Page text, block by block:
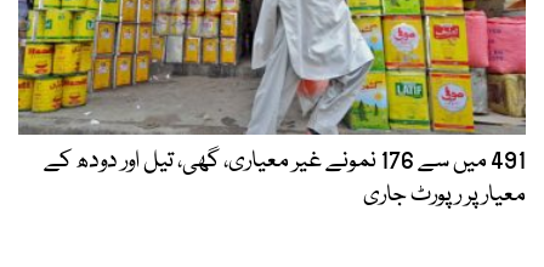
491 میں سے 176 نمونے غیر معیاری، گھی، تیل اور دودھ کے
معیار پر رپورٹ جاری